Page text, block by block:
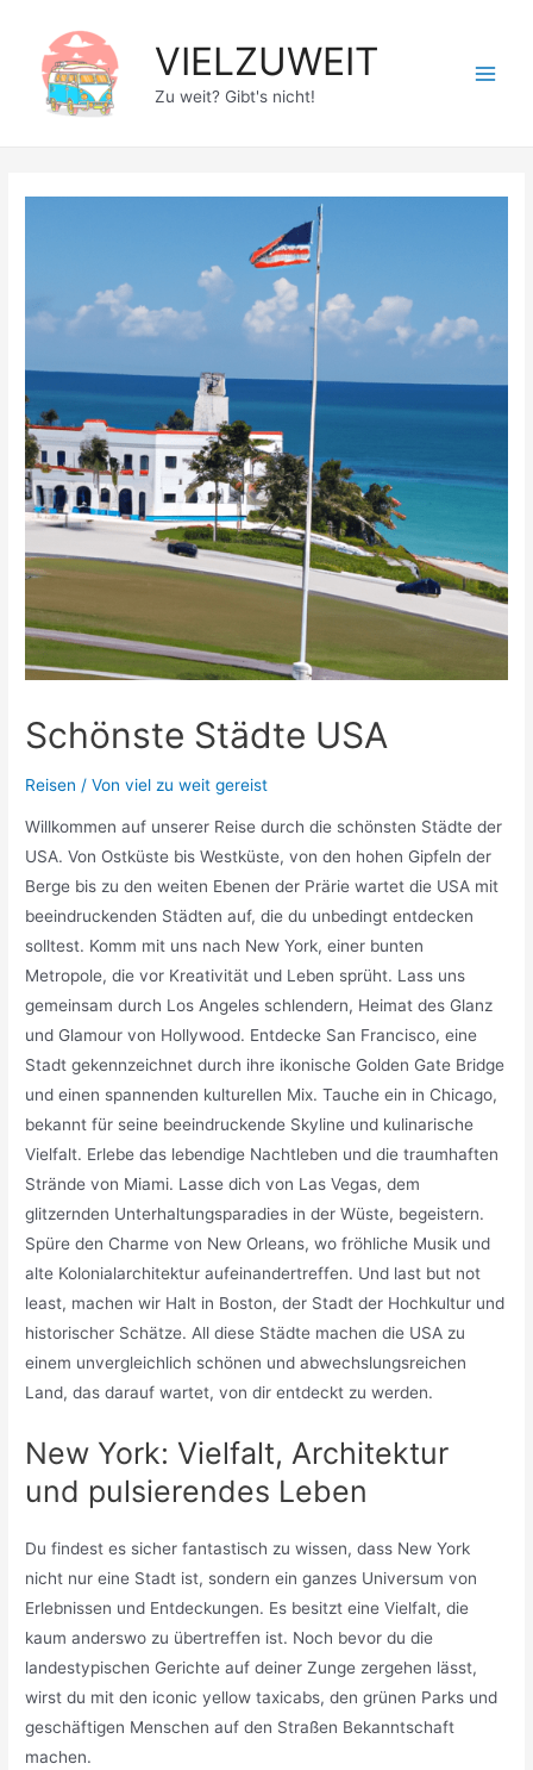
springen
VIELZUWEIT
Zu weit? Gibt's nicht!
Schönste Städte USA
Reisen / Vonviel zu weit gereist
Willkommen auf unserer Reise durch die schönsten Städte der
USA. Von Ostküste bis Westküste, von den hohen Gipfeln der
Berge bis zu den weiten Ebenen der Prärie wartet die USA mit
beeindruckenden Städten auf, die du unbedingt entdecken
solltest. Komm mit uns nach New York, einer bunten
Metropole, die vor Kreativität und Leben sprüht. Lass uns
gemeinsam durch Los Angeles schlendern, Heimat des Glanz
und Glamour von Hollywood. Entdecke San Francisco, eine
Stadt gekennzeichnet durch ihre ikonische Golden Gate Bridge
und einen spannenden kulturellen Mix. Tauche ein in Chicago,
bekannt für seine beeindruckende Skyline und kulinarische
Vielfalt. Erlebe das lebendige Nachtleben und die traumhaften
Strände von Miami. Lasse dich von Las Vegas, dem
glitzernden Unterhaltungsparadies in der Wüste, begeistern.
Spüre den Charme von New Orleans, wo fröhliche Musik und
alte Kolonialarchitektur aufeinandertreffen. Und last but not
least, machen wir Halt in Boston, der Stadt der Hochkultur und
historischer Schätze. All diese Städte machen die USA zu
einem unvergleichlich schönen und abwechslungsreichen
Land, das darauf wartet, von dir entdeckt zu werden.
New York: Vielfalt, Architektur
und pulsierendes Leben
Du findest es sicher fantastisch zu wissen, dass New York
nicht nur eine Stadt ist, sondern ein ganzes Universum von
Erlebnissen und Entdeckungen. Es besitzt eine Vielfalt, die
kaum anderswo zu übertreffen ist. Noch bevor du die
landestypischen Gerichte auf deiner Zunge zergehen lässt,
wirst du mit den iconic yellow taxicabs, den grünen Parks und
geschäftigen Menschen auf den Straßen Bekanntschaft
machen.